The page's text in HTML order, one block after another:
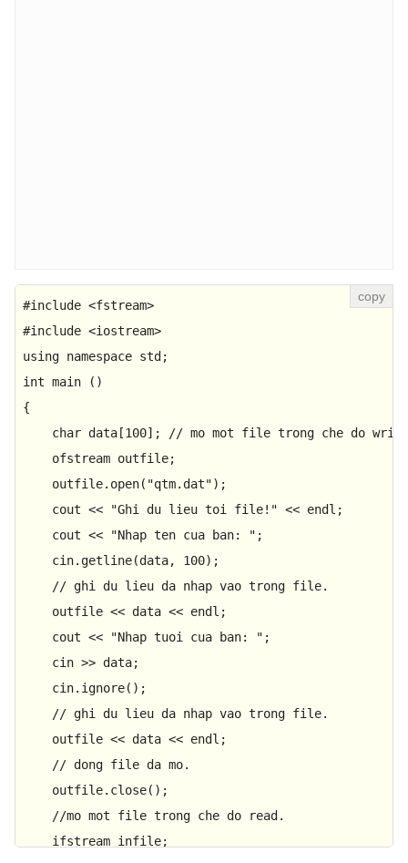
#include <fstream>
#include <iostream>
using namespace
int main
()
{
char data[100];
// mo mot file trong che do
    ofstream outfile;
    outfile.
open( "qtm.dat");
    cout <<
"Ghi du lieu toi file!" << endl;
    cout <<
"Nhap ten cua ban: " ;
    cin.
getline(data, 100);
// ghi du lieu da nhap vao trong file.
    outfile << data << endl;
    cout <<
"Nhap tuoi cua ban: " ;
    cin >> data;
    cin.
ignore();
// ghi du lieu da nhap vao trong file.
    outfile << data << endl;
// dong file da mo.
    outfile.
close();
//mo mot file trong che do read.
    ifstream infile;